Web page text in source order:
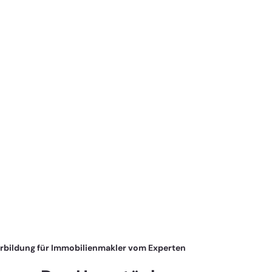
für Immobilienmakler vom Experten